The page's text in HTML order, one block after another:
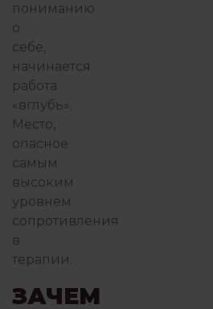
пониманию
о
себе,
начинается
работа
«вглубь».
Место,
опасное
самым
высоким
уровнем
сопротивления
в
терапии.
ЗАЧЕМ